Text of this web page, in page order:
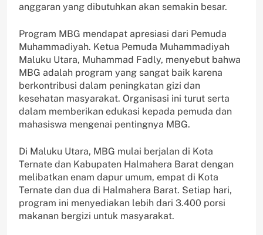
anggaran yang dibutuhkan akan semakin besar.
Program MBG mendapat apresiasi dari Pemuda
Muhammadiyah. Ketua Pemuda Muhammadiyah
Maluku Utara, Muhammad Fadly, menyebut bahwa
MBG adalah program yang sangat baik karena
berkontribusi dalam peningkatan gizi dan
kesehatan masyarakat. Organisasi ini turut serta
dalam memberikan edukasi kepada pemuda dan
mahasiswa mengenai pentingnya MBG.
Di Maluku Utara, MBG mulai berjalan di Kota
Ternate dan Kabupaten Halmahera Barat dengan
melibatkan enam dapur umum, empat di Kota
Ternate dan dua di Halmahera Barat. Setiap hari,
program ini menyediakan lebih dari 3.400 porsi
makanan bergizi untuk masyarakat.